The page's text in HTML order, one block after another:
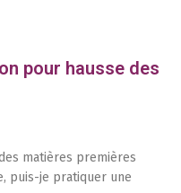
pour hausse des
matières premières
puis-je pratiquer une